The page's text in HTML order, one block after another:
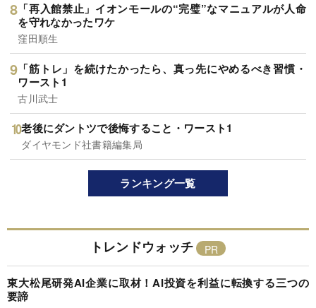
「再入館禁止」イオンモールの“完璧”なマニュアルが人命
を守れなかったワケ
窪田順生
「筋トレ」を続けたかったら、真っ先にやめるべき習慣・
ワースト1
古川武士
老後にダントツで後悔すること・ワースト1
ダイヤモンド社書籍編集局
ランキング一覧
トレンドウォッチ
東大松尾研発AI企業に取材！AI投資を利益に転換する三つの
要諦